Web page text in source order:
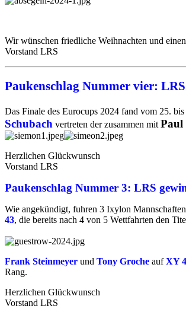
Wir wünschen friedliche Weihnachten und
Vorstand LRS
Paukenschlag Nummer vier:
Das Finale des Eurocups 2024 fand vom 25.
Schubach vertreten der zusammen mitPaul
Herzlichen Glückwunsch
Vorstand LRS
Paukenschlag Nummer 3: LRS
Wie angekündigt, fuhren 3 Ixylon
43, die bereits nach 4 von 5 Wettfahrten den
Frank Steinmeyer und Tony Groche aufXY
Rang.
Herzlichen Glückwunsch
Vorstand LRS